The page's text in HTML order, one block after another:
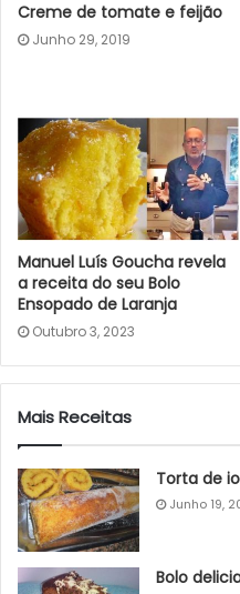
Creme de tomate e feijão
Junho 29, 2019
Manuel Luís Goucha revela
a receita do seu Bolo
Ensopado de Laranja
Outubro 3, 2023
Mais Receitas
Torta de
Junho 19,
Bolo